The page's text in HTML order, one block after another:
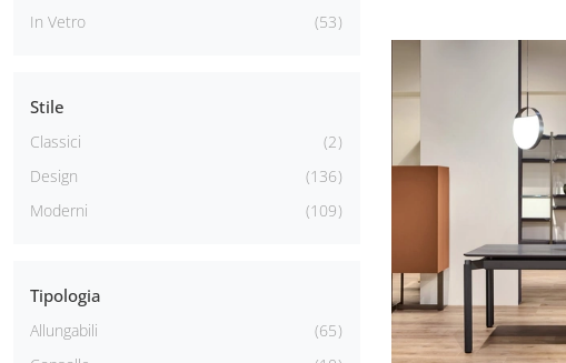
In Vetro
53
Stile
Classici
2
Design
136
Moderni
109
Tipologia
Allungabili
65